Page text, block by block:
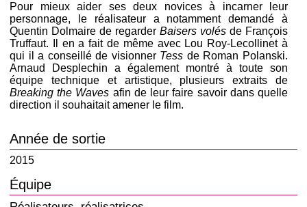
Pour mieux aider ses deux novices à incarner leur
personnage, le réalisateur a notamment demandé à
Quentin Dolmaire de regarder Baisers volés de François
Truffaut. Il en a fait de même avec Lou Roy-Lecollinet à
qui il a conseillé de visionner Tess de Roman Polanski.
Arnaud Desplechin a également montré à toute son
équipe technique et artistique, plusieurs extraits de
Breaking the Waves afin de leur faire savoir dans quelle
direction il souhaitait amener le film.
Année de sortie
2015
Équipe